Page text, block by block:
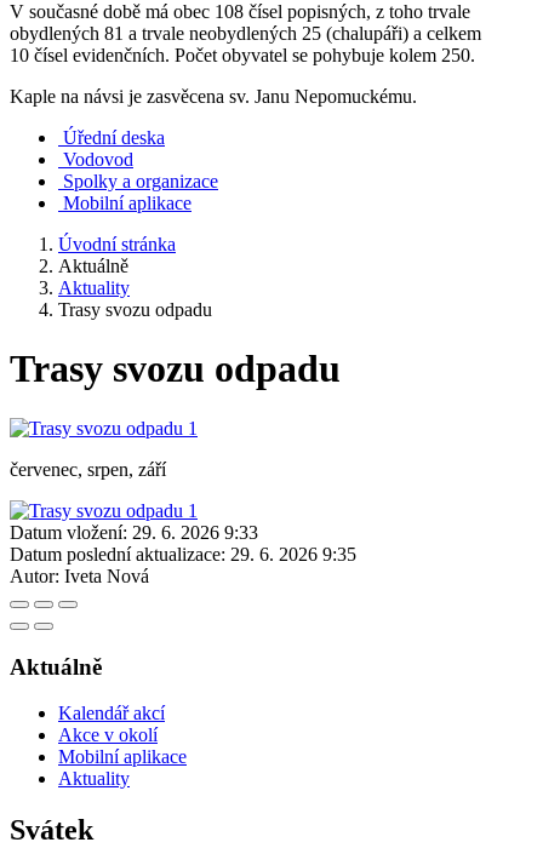
V současné době má obec 108 čísel popisných, z toho trvale
obydlených 81 a trvale neobydlených 25 (chalupáři) a celkem
10 čísel evidenčních. Počet obyvatel se pohybuje kolem 250.
Kaple na návsi je zasvěcena sv. Janu Nepomuckému.
Úřední deska
Vodovod
Spolky a organizace
Mobilní aplikace
Úvodní stránka
Aktuálně
Aktuality
Trasy svozu odpadu
Trasy svozu odpadu
červenec, srpen, září
Datum vložení: 29. 6. 2026 9:33
Datum poslední aktualizace: 29. 6. 2026 9:35
Autor: Iveta Nová
Aktuálně
Kalendář akcí
Akce v okolí
Mobilní aplikace
Aktuality
Svátek